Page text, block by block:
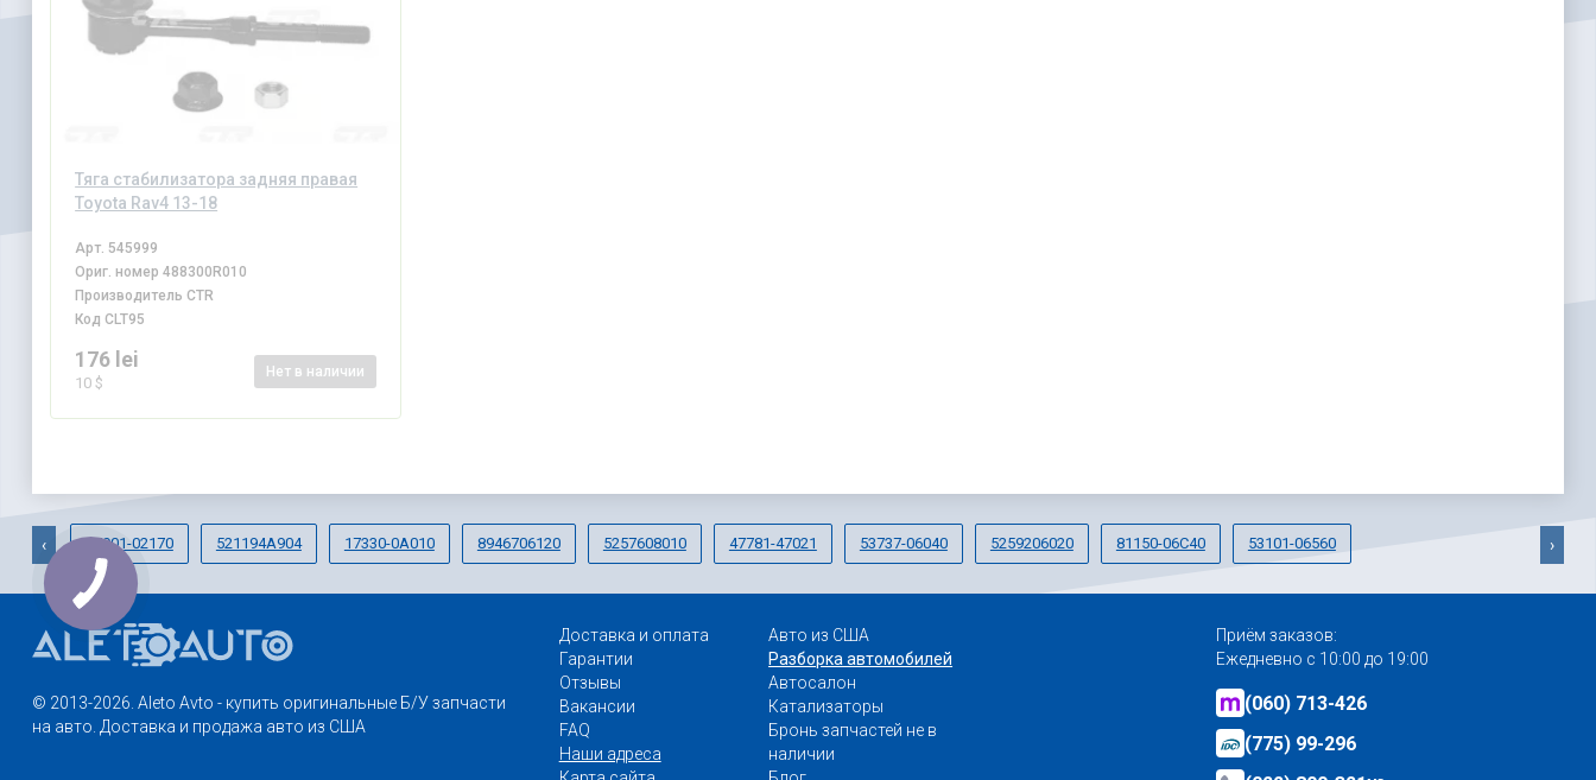
Тяга стабилизатора задняя правая
Toyota Rav4 13-18
Арт. 545999
Ориг. номер488300R010
Производитель CTR
Код CLT95
176 lei
10 $
Нет в наличии
87901-02170 521194A904 17330-0A010 8946706120 5257608010 47781-47021 53737-06040 5259206020 81150-06C40 53101-06560
‹ ›
© 2013-2026. Aleto Avto - купить оригинальные Б/У запчасти
на авто. Доставка и продажа авто из США
Доставка и оплата
Гарантии
Отзывы
Вакансии
FAQ
Наши адреса
Авто из США
Разборка автомобилей
Автосалон
Катализаторы
Бронь запчастей не в
наличии
Приём заказов:
Ежедневно с 10:00 до 19:00
(060) 713-426
(775) 99-296